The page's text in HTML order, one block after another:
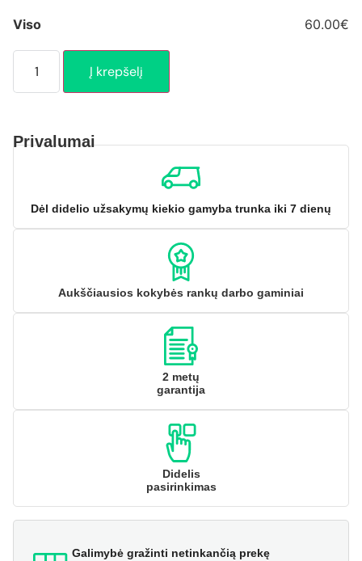
Viso 60.00€
Į krepšelį
Privalumai
Dėl didelio užsakymų kiekio gamyba trunka iki 7 dienų
Aukščiausios kokybės rankų darbo gaminiai
2 metų
garantija
Didelis
pasirinkimas
Galimybė gražinti netinkančią prekę